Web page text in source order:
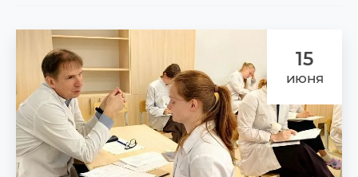
15
июня